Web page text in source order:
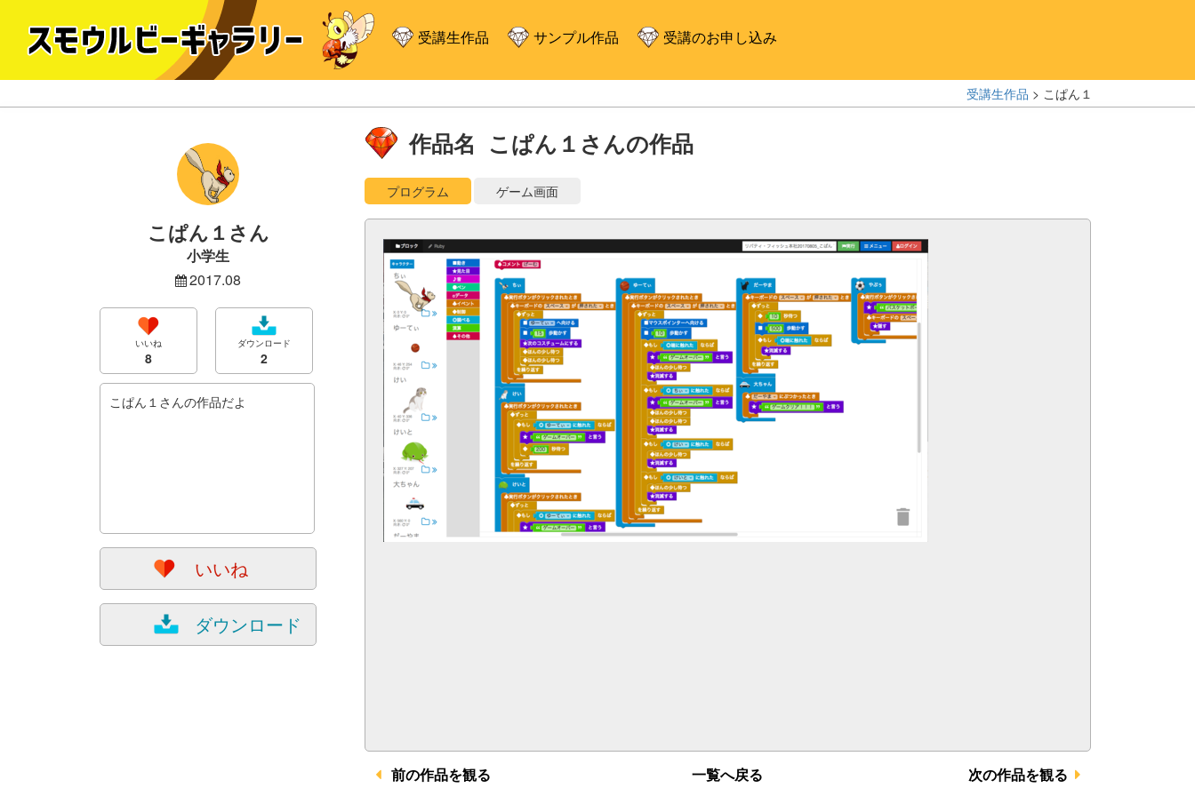
受講生作品 サンプル作品 受講のお申し込み
受講生作品 > こぱん１
こぱん１さん
小学生
2017.08
いいね
8
ダウンロード
2
こぱん１さんの作品だよ
いいね
ダウンロード
作品名 こぱん１さんの作品
プログラム ゲーム画面
前の作品を観る 一覧へ戻る 次の作品を観る